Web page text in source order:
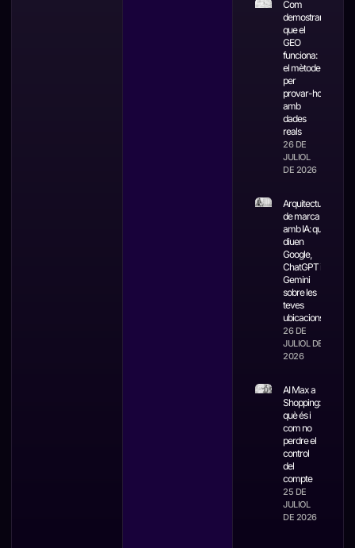
Com
demostrar
que el
GEO
funciona:
el mètode
per
provar-ho
amb
dades
reals
26 DE
JULIOL
DE 2026
Arquitectura
de marca
amb IA: què
diuen
Google,
ChatGPT i
Gemini
sobre les
teves
ubicacions
26 DE
JULIOL DE
2026
AI Max a
Shopping:
què és i
com no
perdre el
control
del
compte
25 DE
JULIOL
DE 2026